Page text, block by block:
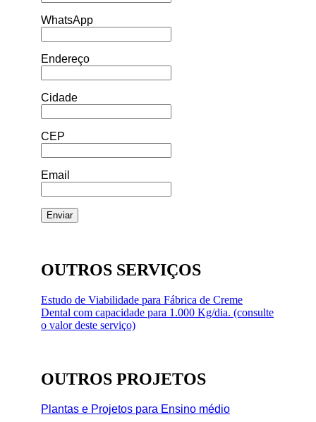
WhatsApp
Endereço
Cidade
CEP
Email
OUTROS SERVIÇOS
Estudo de Viabilidade para Fábrica de Creme
Dental com capacidade para 1.000 Kg/dia. (consulte
o valor deste serviço)
OUTROS PROJETOS
Plantas e Projetos para Ensino médio